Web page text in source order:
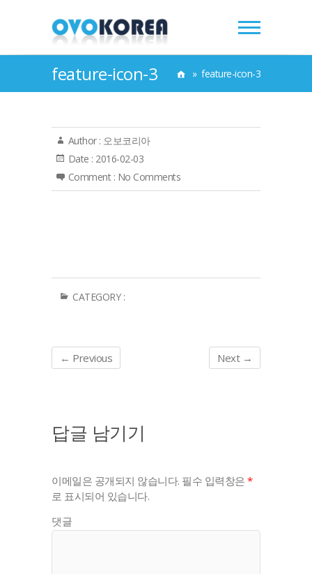
feature-icon-3 » feature-icon-3
Author : 오보코리아
Date : 2016-02-03
Comment : No Comments
CATEGORY :
← Previous Next →
답글 남기기
이메일은 공개되지 않습니다. 필수 입력창은 *
로 표시되어 있습니다.
댓글